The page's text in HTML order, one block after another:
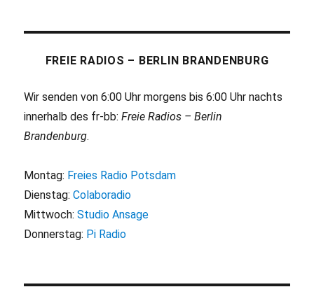
FREIE RADIOS – BERLIN BRANDENBURG
Wir senden von 6:00 Uhr morgens bis 6:00 Uhr nachts
innerhalb des fr-bb:Freie Radios – Berlin
Brandenburg.
Montag: Freies Radio Potsdam
Dienstag:Colaboradio
Mittwoch:Studio Ansage
Donnerstag: Pi Radio